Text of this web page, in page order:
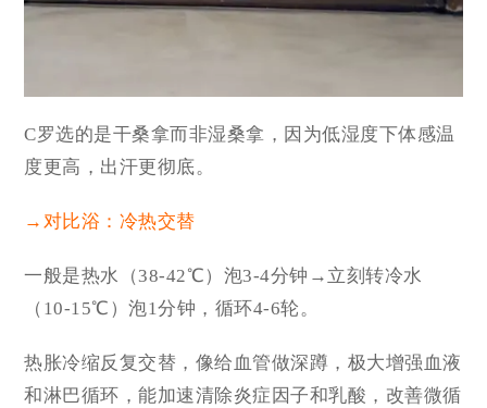
C罗选的是干桑拿而非湿桑拿，因为低湿度下体感温
度更高，出汗更彻底。
→对比浴：冷热交替
一般是热水（38-42℃）泡3-4分钟→立刻转冷水
（10-15℃）泡1分钟，循环4-6轮。
热胀冷缩反复交替，像给血管做深蹲，极大增强血液
和淋巴循环，能加速清除炎症因子和乳酸，改善微循